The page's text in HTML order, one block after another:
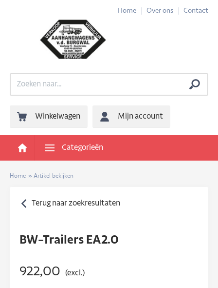
Home Over ons Contact
Winkelwagen Mijn account
Categorieën
Home » Artikel bekijken
Terug naar zoekresultaten
BW-Trailers EA2.0
922,00 (excl.)